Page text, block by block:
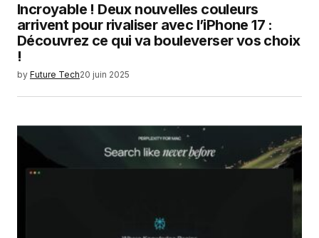
Incroyable ! Deux nouvelles couleurs
arrivent pour rivaliser avec l’iPhone 17 :
Découvrez ce qui va bouleverser vos choix
!
by Future Tech20 juin 2025